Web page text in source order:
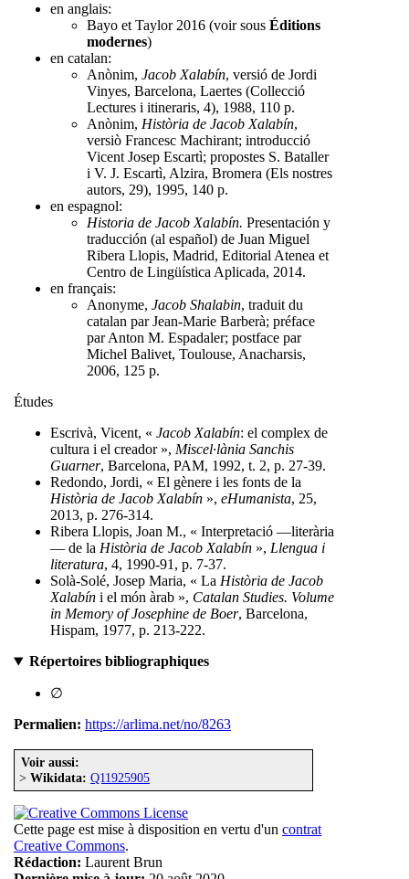
en anglais:
Bayo et Taylor 2016 (voir sous Éditions
modernes)
en catalan:
Anònim, Jacob Xalabín, versió de Jordi
Vinyes, Barcelona, Laertes (Collecció
Lectures i itineraris, 4), 1988, 110 p.
Anònim, Història de Jacob Xalabín,
versiò Francesc Machirant; introducció
Vicent Josep Escartì; propostes S. Bataller
i V. J. Escartì, Alzira, Bromera (Els nostres
autors, 29), 1995, 140 p.
en espagnol:
Historia de Jacob Xalabín. Presentación y
traducción (al español) de Juan Miguel
Ribera Llopis, Madrid, Editorial Atenea et
Centro de Lingüística Aplicada, 2014.
en français:
Anonyme, Jacob Shalabin, traduit du
catalan par Jean-Marie Barberà; préface
par Anton M. Espadaler; postface par
Michel Balivet, Toulouse, Anacharsis,
2006, 125 p.
Études
Escrivà, Vicent, « Jacob Xalabín: el complex de
cultura i el creador », Miscel·lània Sanchis
Guarner, Barcelona, PAM, 1992, t. 2, p. 27-39.
Redondo, Jordi, « El gènere i les fonts de la
Història de Jacob Xalabín », eHumanista, 25,
2013, p. 276-314.
Ribera Llopis, Joan M., « Interpretació —literària
— de la Història de Jacob Xalabín », Llengua i
literatura, 4, 1990-91, p. 7-37.
Solà-Solé, Josep Maria, « La Història de Jacob
Xalabín i el món àrab », Catalan Studies. Volume
in Memory of Josephine de Boer, Barcelona,
Hispam, 1977, p. 213-222.
Répertoires bibliographiques
∅
Permalien: https://arlima.net/no/8263
Voir aussi:
> Wikidata: Q11925905
Cette page est mise à disposition en vertu d'un contrat
Creative Commons.
Rédaction: Laurent Brun